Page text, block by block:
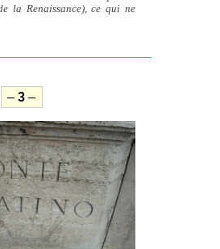
la Renaissance), ce qui ne
–3 –